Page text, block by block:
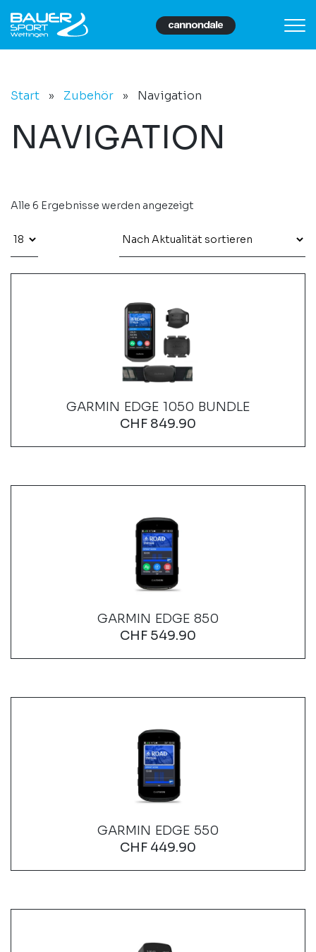
Start » Zubehör » Navigation
NAVIGATION
Alle 6 Ergebnisse werden angezeigt
GARMIN EDGE 1050 BUNDLE
CHF 849.90
GARMIN EDGE 850
CHF 549.90
GARMIN EDGE 550
CHF 449.90